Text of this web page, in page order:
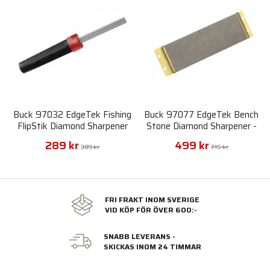
Buck 97032 EdgeTek Fishing
FlipStik Diamond Sharpener
289 kr 389 kr
Buck 97077 EdgeTek Bench
Stone Diamond Sharpener -
Course Grit
499 kr 715 kr
FRI FRAKT INOM SVERIGE
VID KÖP FÖR ÖVER 600:-
SNABB LEVERANS -
SKICKAS INOM 24 TIMMAR